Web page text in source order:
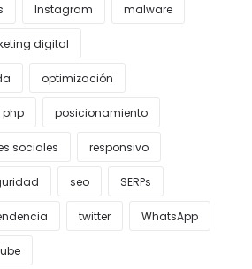
Instagram malware
digital
optimización
php posicionamiento
sociales responsivo
seo SERPs
twitter WhatsApp